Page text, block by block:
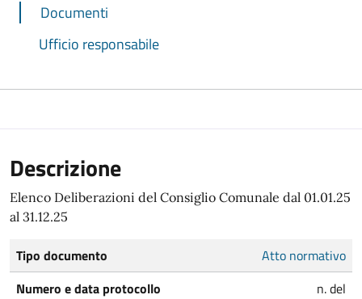
Documenti
Ufficio responsabile
Descrizione
Elenco Deliberazioni del Consiglio Comunale dal 01.01.25
al 31.12.25
Tipo documento
Atto normativo
Numero e data protocollo
n. del